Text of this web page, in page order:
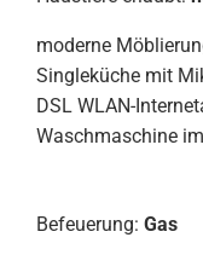
moderne
Singleküche mit
DSL WLAN-
Waschmaschine
Befeuerung: Gas